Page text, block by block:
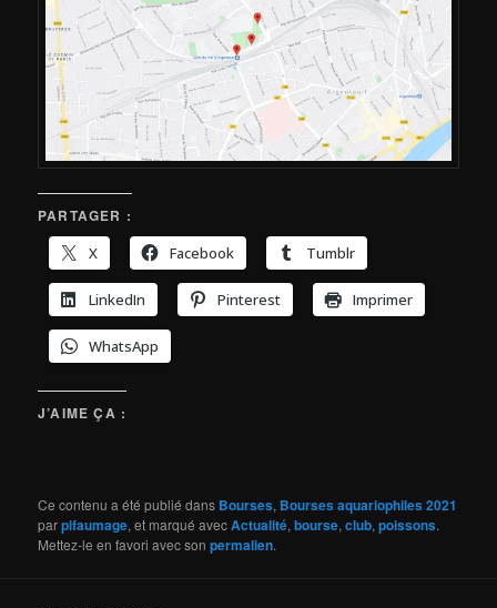
PARTAGER :
X
Facebook Tumblr
LinkedIn Pinterest Imprimer
WhatsApp
J’AIME ÇA :
Ce contenu a été publié dans Bourses, Bourses aquariophiles 2021
parpifaumage, et marqué avecActualité,bourse,club,poissons.
Mettez-le en favori avec sonpermalien.